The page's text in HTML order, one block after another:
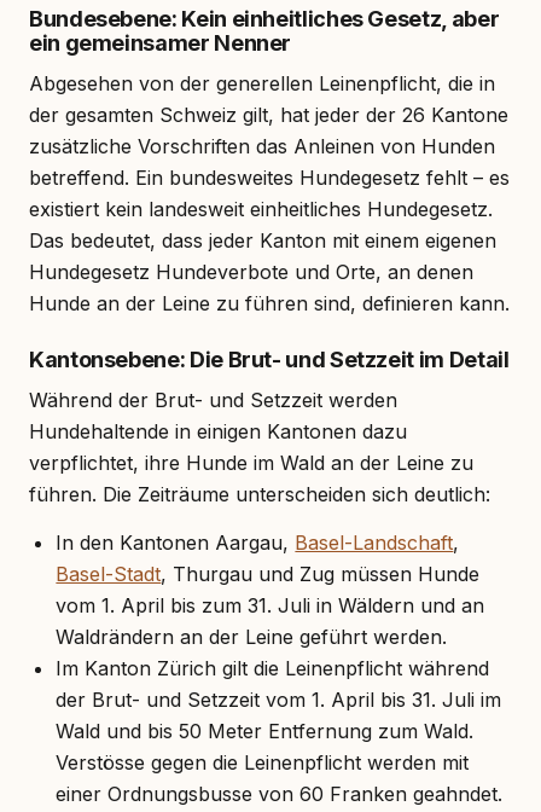
Bundesebene: Kein einheitliches Gesetz, aber
ein gemeinsamer Nenner
Abgesehen von der generellen Leinenpflicht, die in
der gesamten Schweiz gilt, hat jeder der 26 Kantone
zusätzliche Vorschriften das Anleinen von Hunden
betreffend. Ein bundesweites Hundegesetz fehlt – es
existiert kein landesweit einheitliches Hundegesetz.
Das bedeutet, dass jeder Kanton mit einem eigenen
Hundegesetz Hundeverbote und Orte, an denen
Hunde an der Leine zu führen sind, definieren kann.
Kantonsebene: Die Brut- und Setzzeit im Detail
Während der Brut- und Setzzeit werden
Hundehaltende in einigen Kantonen dazu
verpflichtet, ihre Hunde im Wald an der Leine zu
führen. Die Zeiträume unterscheiden sich deutlich:
In den Kantonen Aargau, Basel-Landschaft,
Basel-Stadt, Thurgau und Zug müssen Hunde
vom 1. April bis zum 31. Juli in Wäldern und an
Waldrändern an der Leine geführt werden.
Im Kanton Zürich gilt die Leinenpflicht während
der Brut- und Setzzeit vom 1. April bis 31. Juli im
Wald und bis 50 Meter Entfernung zum Wald.
Verstösse gegen die Leinenpflicht werden mit
einer Ordnungsbusse von 60 Franken geahndet.